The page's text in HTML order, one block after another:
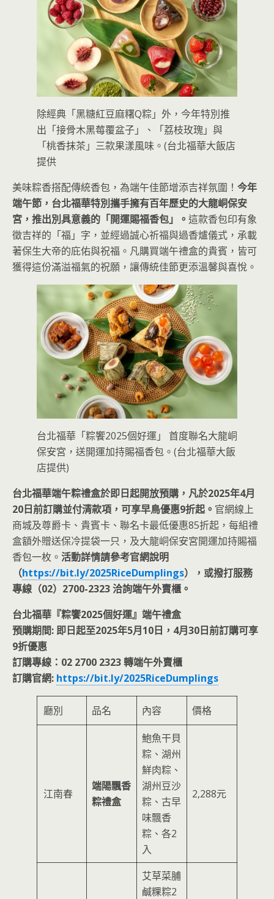
除經典「黑糖紅豆麻糬Q粽」外，今年特別推
出「接骨木黑莓覆盆子」、「荔枝玫瑰」與
「桃香抹茶」三款果漾風味。(台北福華大飯店
提供
美味粽香搭配傳統香包，為端午佳節增添吉祥氛圍！ 今年
端午節，台北福華特別攜手擁有百年歷史的大龍峒保安
宮，推出別具意義的「開運賜福香包」。 這款香包印有象
徵吉祥的「福」字，並經過誠心祈福與過香爐儀式，承載
著保生大帝的庇佑與祝福。凡購買端午禮盒的貴賓，皆可
獲得這份滿溢福氣的祝願，讓傳統佳節更添溫馨與喜悅。
台北福華「粽饗2025個好運」 首度聯名大龍峒
保安宮，送開運加持賜福香包。(台北福華大飯
店提供)
台北福華端午粽禮盒於即日起開放預購，凡於2025年4月
20日前訂購並付清款項，可享早鳥優惠9折起。 官網線上
商城及尊爵卡、貴賓卡、聯名卡最低優惠85折起，每組禮
盒額外贈送保冷提袋一只，及大龍峒保安宮開運加持賜福
香包一枚。 活動詳情請參考官網說明
（https://bit.ly/2025RiceDumplings），或撥打服務
專線（02）2700-2323 洽詢端午外賣櫃。
台北福華『粽饗2025個好運』端午禮盒
預購期間: 即日起至2025年5月10日，4月30日前訂購可享
9折優惠
訂購專線：02 2700 2323 轉端午外賣櫃
訂購官網: https://bit.ly/2025RiceDumplings
廳別 品名 內容 價格
江南春
端陽飄香
粽禮盒
鮑魚干貝
粽、湖州
鮮肉粽、
湖州豆沙
粽、古早
味飄香
粽、各2
入
2,288元
艾草菜脯
鹹粿粽2